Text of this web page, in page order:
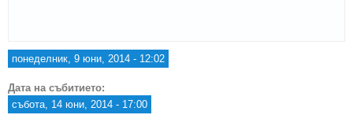
понеделник, 9 юни, 2014 - 12:02
Дата на събитието:
събота, 14 юни, 2014 - 17:00